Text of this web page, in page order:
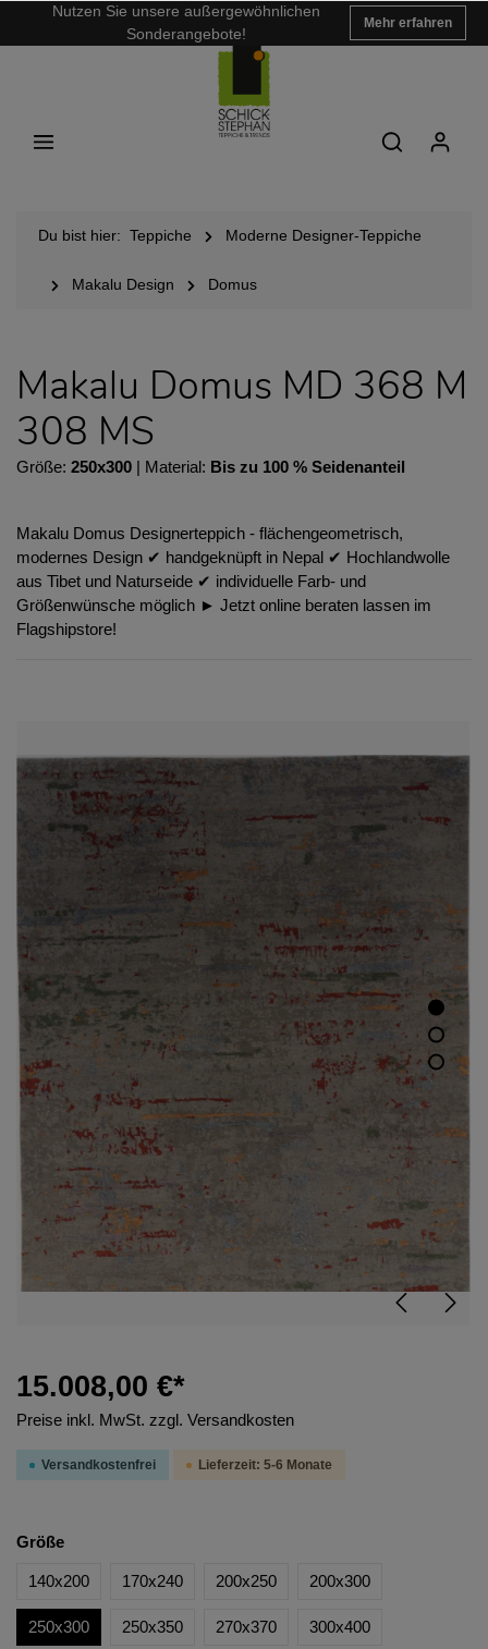
Nutzen Sie unsere außergewöhnlichen
Sonderangebote!
Mehr erfahren
Du bist hier: Teppiche Moderne Designer-Teppiche
Makalu Design Domus
Makalu Domus MD 368 M
308 MS
Größe: 250x300 | Material: Bis zu 100 % Seidenanteil
Makalu Domus Designerteppich - flächengeometrisch,
modernes Design ✔︎ handgeknüpft in Nepal ✔︎ Hochlandwolle
aus Tibet und Naturseide ✔︎ individuelle Farb- und
Größenwünsche möglich ► Jetzt online beraten lassen im
Flagshipstore!
15.008,00 €*
Preise inkl. MwSt. zzgl. Versandkosten
Versandkostenfrei Lieferzeit: 5-6 Monate
Größe
140x200 170x240 200x250 200x300
250x300 250x350 270x370 300x400